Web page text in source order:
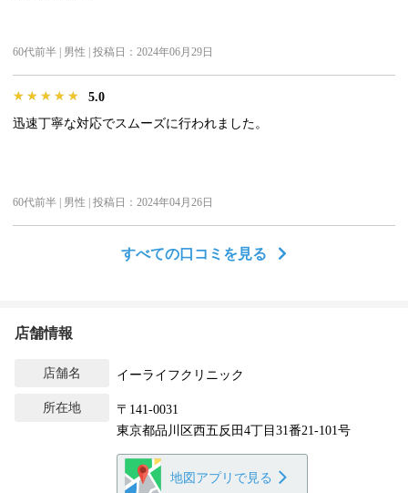
60代前半 | 男性 | 投稿日：2024年06月29日
★★★★★
★★★★★
★★★★★
5.0
迅速丁寧な対応でスムーズに行われました。
60代前半 | 男性 | 投稿日：2024年04月26日
すべての口コミを見る
店舗情報
店舗名 イーライフクリニック
所在地
〒141-0031
東京都品川区西五反田4丁目31番21-101号
地図アプリで見る